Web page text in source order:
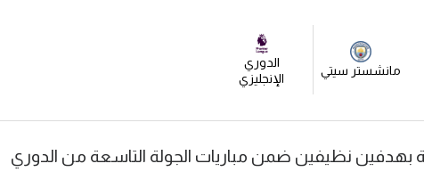
مانشستر سيتي
الدوري
الإنجليزي
بهدفين نظيفين ضمن مباريات الجولة التاسعة من الدوري